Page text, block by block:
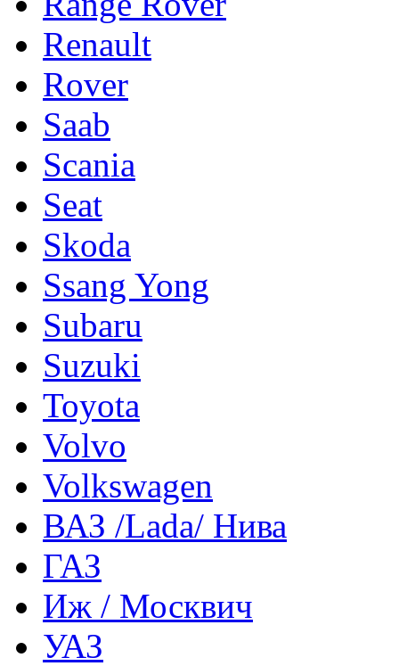
Renault
Rover
Saab
Scania
Seat
Skoda
Ssang Yong
Subaru
Suzuki
Toyota
Volvo
Volkswagen
ВАЗ /Lada/ Нива
ГАЗ
Иж / Москвич
УАЗ